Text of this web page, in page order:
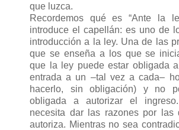
que luzca.
Recordemos qué es “Ante la
introduce el capellán: es uno de
introducción a la ley. Una de las
que se enseña a los que se
que la ley puede estar obligada
entrada a un –tal vez a cada–
hacerlo, sin obligación) y no
obligada a autorizar el
necesita dar las razones por
autoriza. Mientras no sea